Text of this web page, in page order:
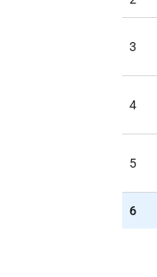
3
4
5
6